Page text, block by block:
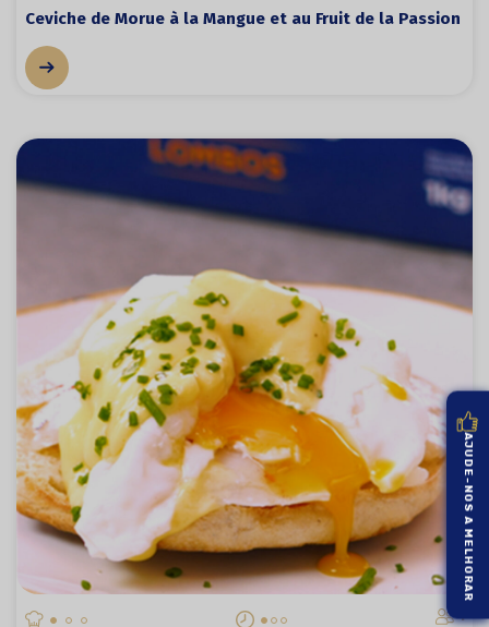
Ceviche de Morue à la Mangue et au Fruit de la Passion
1
AJUDE-NOS A MELHORAR